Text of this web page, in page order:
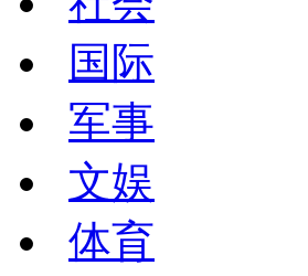
国际
军事
文娱
体育